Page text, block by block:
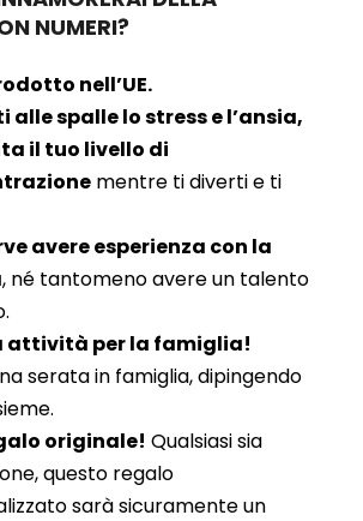
NUMERI?
nell’UE.
alle spalle lo stress e l’ansia,
il tuo livello di
mentre ti diverti e ti
avere esperienza con la
, né tantomeno avere un talento
attività per la famiglia!
serata in famiglia, dipingendo
originale! Qualsiasi sia
questo regalo
sarà sicuramente un